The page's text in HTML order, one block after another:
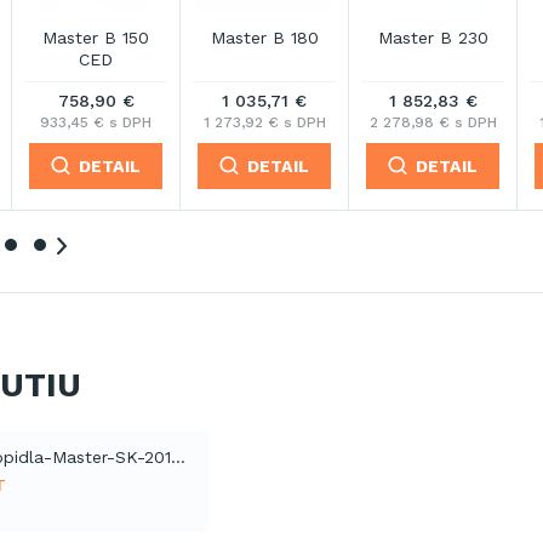
Master B 300
CED
1 510,78 €
1 858,26 € s DPH
DETAIL
Master B 35 CED
452,29 €
556,31 € s DPH
DETAIL
Master B 35 CEL
314,48 €
386,81 € s DPH
DETAIL
Katalog-topidla-Master-SK-2012 (PDF)